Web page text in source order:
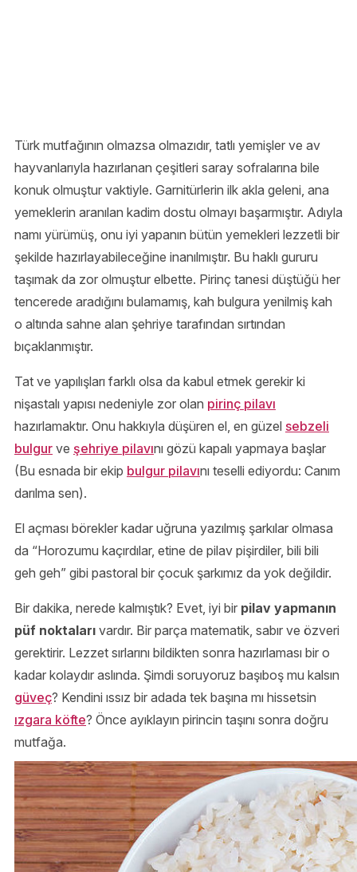
Türk mutfağının olmazsa olmazıdır, tatlı yemişler ve av
hayvanlarıyla hazırlanan çeşitleri saray sofralarına bile
konuk olmuştur vaktiyle. Garnitürlerin ilk akla geleni, ana
yemeklerin aranılan kadim dostu olmayı başarmıştır. Adıyla
namı yürümüş, onu iyi yapanın bütün yemekleri lezzetli bir
şekilde hazırlayabileceğine inanılmıştır. Bu haklı gururu
taşımak da zor olmuştur elbette. Pirinç tanesi düştüğü her
tencerede aradığını bulamamış, kah bulgura yenilmiş kah
o altında sahne alan şehriye tarafından sırtından
bıçaklanmıştır.
Tat ve yapılışları farklı olsa da kabul etmek gerekir ki
nişastalı yapısı nedeniyle zor olan pirinç pilavı
hazırlamaktır. Onu hakkıyla düşüren el, en güzel sebzeli
bulgur ve şehriye pilavını gözü kapalı yapmaya başlar
(Bu esnada bir ekip bulgur pilavını teselli ediyordu: Canım
darılma sen).
El açması börekler kadar uğruna yazılmış şarkılar olmasa
da “Horozumu kaçırdılar, etine de pilav pişirdiler, bili bili
geh geh” gibi pastoral bir çocuk şarkımız da yok değildir.
Bir dakika, nerede kalmıştık? Evet, iyi bir pilav yapmanın
püf noktaları vardır. Bir parça matematik, sabır ve özveri
gerektirir. Lezzet sırlarını bildikten sonra hazırlaması bir o
kadar kolaydır aslında. Şimdi soruyoruz başıboş mu kalsın
güveç? Kendini ıssız bir adada tek başına mı hissetsin
ızgara köfte? Önce ayıklayın pirincin taşını sonra doğru
mutfağa.